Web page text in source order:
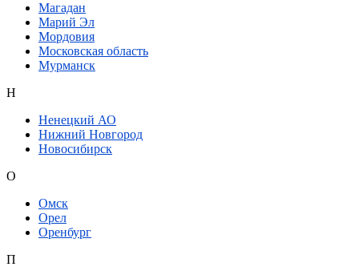
Магадан
Марий Эл
Мордовия
Московская область
Мурманск
Н
Ненецкий АО
Нижний Новгород
Новосибирск
О
Омск
Орел
Оренбург
П